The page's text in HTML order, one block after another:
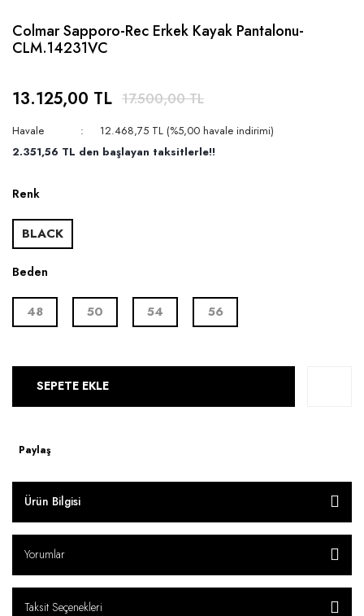
Colmar Sapporo-Rec Erkek Kayak Pantalonu-
CLM.14231VC
13.125,00 TL 17.500,00 TL
Havale
12.468,75 TL (%5,00 havale indirimi)
2.351,56 TL den başlayan taksitlerle!!
Renk
BLACK
Beden
48 50 54 56
SEPETE EKLE
Paylaş
Ürün Bilgisi
Yorumlar
Taksit Seçenekleri